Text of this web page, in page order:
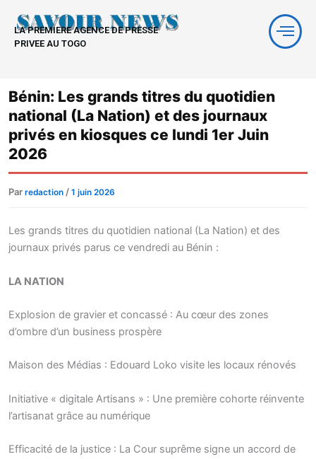
contenu
LA PREMIERE AGENCE DE PRESSE
PRIVEE AU TOGO
Bénin: Les grands titres du quotidien
national (La Nation) et des journaux
privés en kiosques ce lundi 1er Juin
2026
Par redaction / 1 juin 2026
Les grands titres du quotidien national (La Nation) et des
journaux privés parus ce vendredi au Bénin :
LA NATION
Explosion de gravier et concassé : Au cœur des zones
d’ombre d’un business prospère
Maison des Médias : Edouard Loko visite les locaux rénovés
Initiative « digitale Artisans » : Une première cohorte réinvente
l’artisanat grâce au numérique
Efficacité de la justice : La Cour suprême signe un accord de